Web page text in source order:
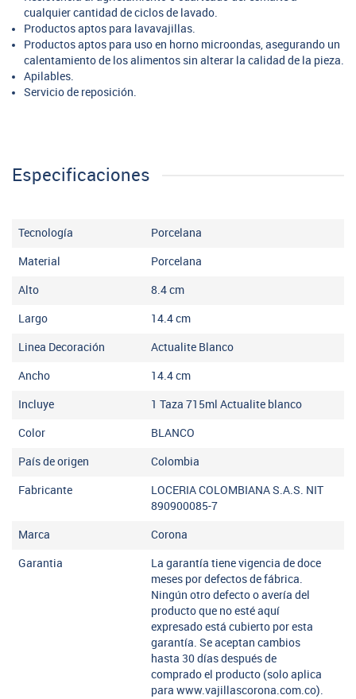
cualquier cantidad de ciclos de lavado.
Productos aptos para lavavajillas.
Productos aptos para uso en horno microondas, asegurando un
calentamiento de los alimentos sin alterar la calidad de la pieza.
Apilables.
Servicio de reposición.
Especificaciones
Tecnología Porcelana
Material Porcelana
Alto 8.4cm
Largo 14.4cm
Linea Decoración Actualite Blanco
Ancho 14.4cm
Incluye 1 Taza 715ml Actualite blanco
Color BLANCO
País de origen Colombia
Fabricante
LOCERIA COLOMBIANA S.A.S. NIT
890900085-7
Marca Corona
Garantia
La garantía tiene vigencia de doce
meses por defectos de fábrica.
Ningún otro defecto o avería del
producto que no esté aquí
expresado está cubierto por esta
garantía. Se aceptan cambios
hasta 30 días después de
comprado el producto (solo aplica
para www.vajillascorona.com.co).